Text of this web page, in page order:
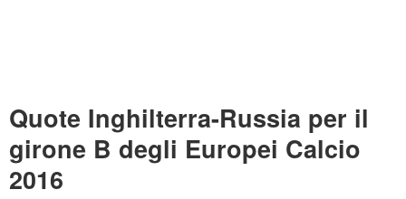
Quote Inghilterra-Russia per il
girone B degli Europei Calcio
2016